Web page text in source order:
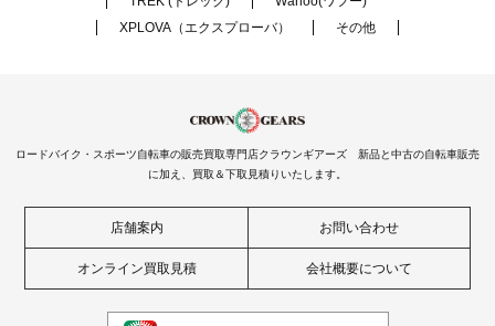
XPLOVA（エクスプローバ）
その他
ロードバイク・スポーツ自転車の販売買取専門店クラウンギアーズ 新品と中古の自転車販売
に加え、買取＆下取見積りいたします。
店舗案内 お問い合わせ
オンライン買取見積 会社概要について